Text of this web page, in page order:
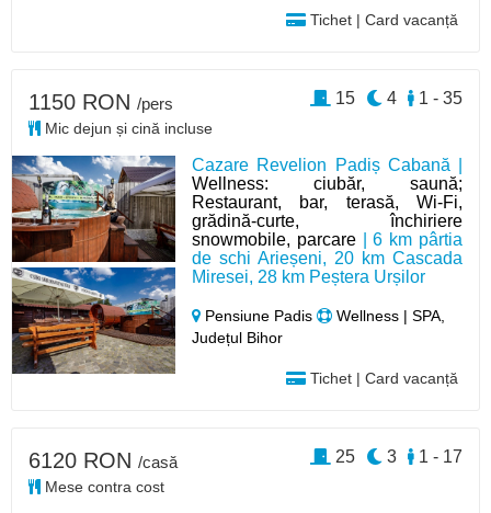
Tichet | Card vacanță
Cazare Revelion Padiș Cabană |
Wellness: ciubăr, saună;
Restaurant, bar, terasă, Wi-Fi,
grădină-curte, închiriere
snowmobile, parcare| 6 km pârtia
de schi Arieșeni, 20 km Cascada
Miresei, 28 km Peștera Urșilor
Pensiune Padis
Wellness | SPA,
Județul Bihor
Tichet | Card vacanță
1150 RON /pers
Mic dejun și cină incluse
1 - 35
4
15
6120 RON /casă
Mese contra cost
1 - 17
3
25